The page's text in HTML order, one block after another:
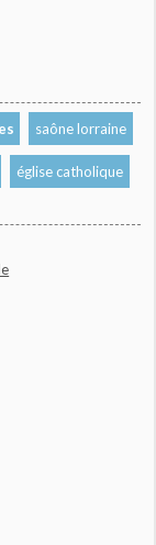
saône lorraine
église catholique